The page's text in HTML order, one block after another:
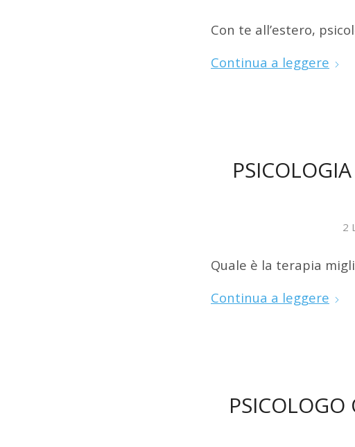
Con te all’estero,
Continua a leggere
2
Quale è la terapia
Continua a leggere